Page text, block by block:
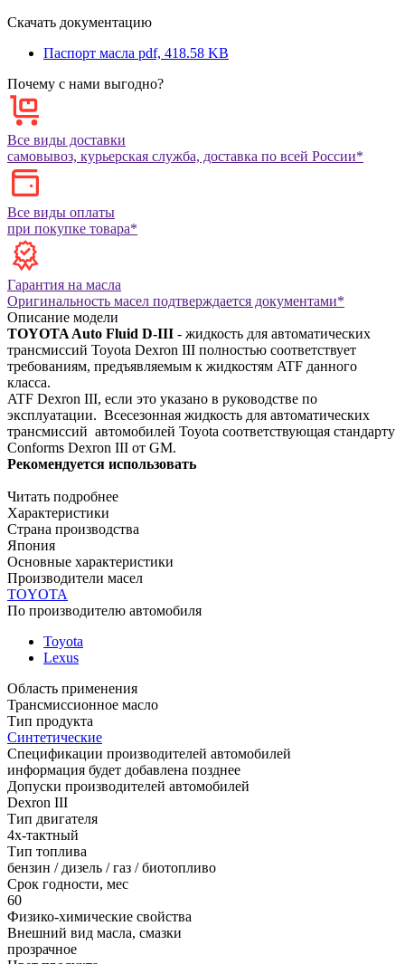
Скачать документацию
Паспорт масла pdf, 418.58 KB
Почему с нами выгодно?
Все виды доставки
самовывоз, курьерская служба, доставка по всей России*
Все виды оплаты
при покупке товара*
Гарантия на масла
Оригинальность масел подтверждается документами*
Описание модели
TOYOTA Auto Fluid D-IIІ - жидкость для автоматических
трансмиссий Toyota Dexron III полностью соответствует
требованиям, предъявляемым к жидкостям ATF данного
класса.
ATF Dexron III, если это указано в руководстве по
эксплуатации. Всесезонная жидкость для автоматических
трансмиссий автомобилей Toyota соответствующая стандарту
Conforms Dexron III от GM.
Рекомендуется использовать
Читать подробнее
Характеристики
Страна производства
Япония
Основные характеристики
Производители масел
TOYOTA
По производителю автомобиля
Toyota
Lexus
Область применения
Трансмиссионное масло
Тип продукта
Синтетические
Спецификации производителей автомобилей
информация будет добавлена позднее
Допуски производителей автомобилей
Dexron III
Тип двигателя
4х-тактный
Тип топлива
бензин / дизель / газ / биотопливо
Срок годности, мес
60
Физико-химические свойства
Внешний вид масла, смазки
прозрачное